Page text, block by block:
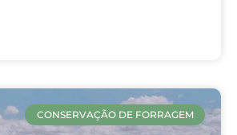
CONSERVAÇÃO DE FORRAGEM